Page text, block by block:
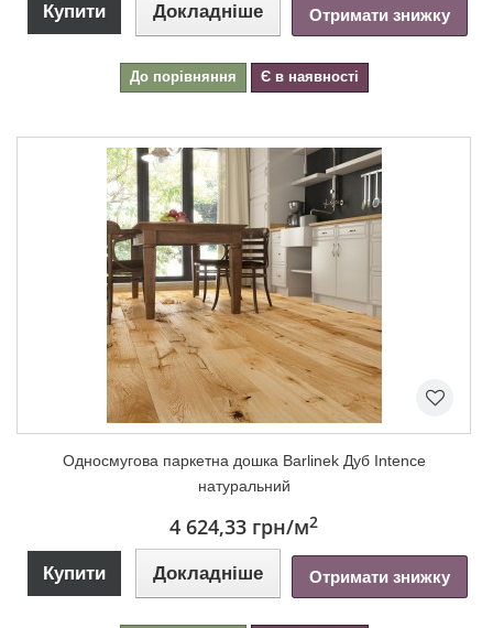
Купити Докладніше Отримати знижку
До порівняння Є в наявності
Односмугова паркетна дошка Barlinek Дуб Intence
натуральний
4 624,33 грн/м2
Купити Докладніше Отримати знижку